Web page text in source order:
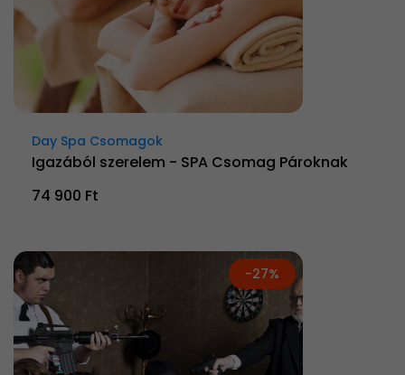
Day Spa Csomagok
Igazából szerelem - SPA Csomag Pároknak
74 900 Ft
-27%